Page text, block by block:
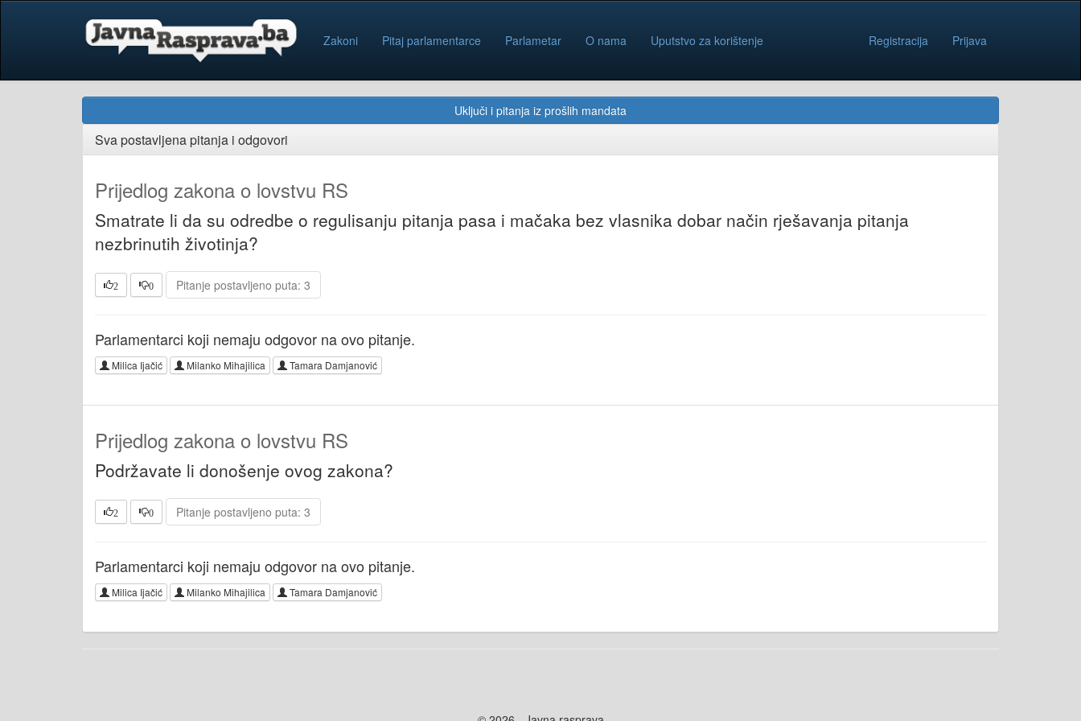
Zakoni Pitaj parlamentarce Parlametar O nama Uputstvo za korištenje Registracija Prijava
Uključi i pitanja iz prošlih mandata
Sva postavljena pitanja i odgovori
Prijedlog zakona o lovstvu RS
Smatrate li da su odredbe o regulisanju pitanja pasa i mačaka bez vlasnika dobar način rješavanja pitanja
nezbrinutih životinja?
2 0 Pitanje postavljeno puta: 3
Parlamentarci koji nemaju odgovor na ovo pitanje.
Milica Ijačić Milanko Mihajilica Tamara Damjanović
Prijedlog zakona o lovstvu RS
Podržavate li donošenje ovog zakona?
2 0 Pitanje postavljeno puta: 3
Parlamentarci koji nemaju odgovor na ovo pitanje.
Milica Ijačić Milanko Mihajilica Tamara Damjanović